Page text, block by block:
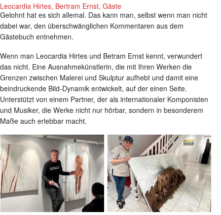
Leocardia Hirtes, Bertram Ernst, Gäste
Gelohnt hat es sich allemal. Das kann man, selbst wenn man nicht
dabei war, den überschwänglichen Kommentaren aus dem
Gästebuch entnehmen.
Wenn man Leocardia Hirtes und Betram Ernst kennt, verwundert
das nicht. Eine Ausnahmekünstlerin, die mit Ihren Werken die
Grenzen zwischen Malerei und Skulptur aufhebt und damit eine
beindruckende Bild-Dynamik entwickelt, auf der einen Seite.
Unterstützt von einem Partner, der als internationaler Komponisten
und Musiker, die Werke nicht nur hörbar, sondern in besonderem
Maße auch erlebbar macht.